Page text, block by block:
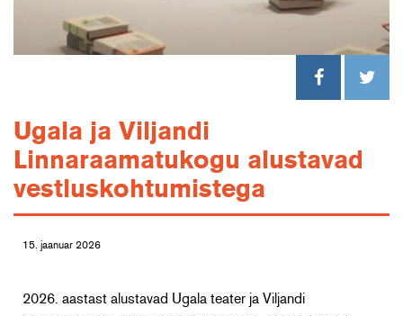
Ugala ja Viljandi
Linnaraamatukogu alustavad
vestluskohtumistega
15. jaanuar 2026
2026. aastast alustavad Ugala teater ja Viljandi